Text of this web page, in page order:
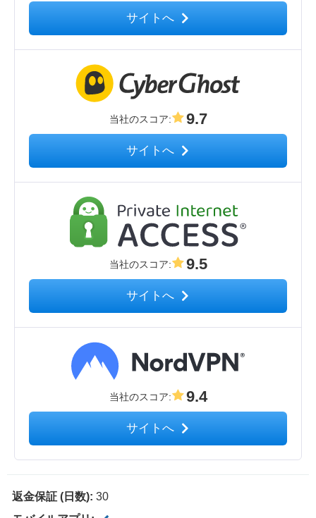
サイトへ
当社のスコア: 9.7
サイトへ
当社のスコア: 9.5
サイトへ
当社のスコア: 9.4
サイトへ
返金保証 (日数): 30